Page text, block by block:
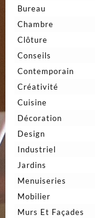
Bureau
Chambre
Clôture
Conseils
Contemporain
Créativité
Cuisine
Décoration
Design
Industriel
Jardins
Menuiseries
Mobilier
Murs Et Façades